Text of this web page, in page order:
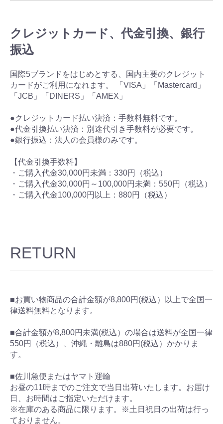
クレジットカード、代金引換、銀行
振込
国際5ブランドをはじめとする、国内主要のクレジット
カードがご利用になれます。 「VISA」「Mastercard」
「JCB」「DINERS」「AMEX」
●クレジットカード払い決済：手数料無料です。
●代金引換払い決済：別途代引き手数料が必要です。
●銀行振込：法人の会員様のみです。
【代金引換手数料】
・ご購入代金30,000円未満：330円（税込）
・ご購入代金30,000円～100,000円未満：550円（税込）
・ご購入代金100,000円以上：880円（税込）
RETURN
■お買い物商品の合計金額が8,800円(税込）以上で全国一
律送料無料となります。
■合計金額が8,800円未満(税込）の場合は送料が全国一律
550円（税込）、沖縄・離島は880円(税込）かかりま
す。
■佐川急便またはヤマト運輸
お昼の11時までのご注文で当日出荷いたします。お届け
日、お時間はご指定いただけます。
※在庫のある商品に限ります。※土日祝日の出荷は行っ
ておりません。